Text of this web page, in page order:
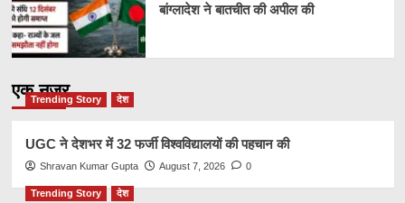
बांग्लादेश ने बातचीत की अपील की
एक नज़र
Trending Story देश
UGC ने देशभर में 32 फर्जी विश्वविद्यालयों की पहचान की
Shravan Kumar Gupta August 7, 2026 0
Trending Story देश